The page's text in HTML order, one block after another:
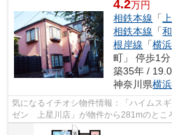
4.2万円
相鉄本線 「
相鉄本線 「
根岸線 「横浜
町」 停歩1分
築35年 /
神奈川県横
気になるイチオシ物件情報：「ハイムス
ゼン 上星川店」が物件から281mのとこ
がある物件です。平坦な場所にあるアパ...